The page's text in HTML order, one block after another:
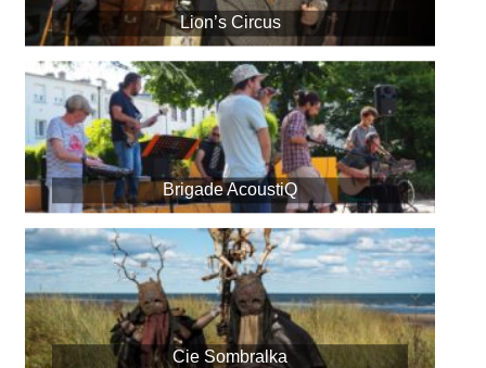
Lion’s Circus
Brigade AcoustiQ
Cie Sombralka